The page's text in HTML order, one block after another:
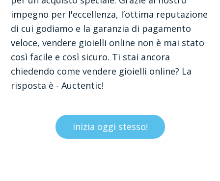
impegno per l'eccellenza, l’ottima reputazione
di cui godiamo e la garanzia di pagamento
veloce, vendere gioielli online non è mai stato
così facile e così sicuro. Ti stai ancora
chiedendo come vendere gioielli online? La
risposta è - Auctentic!
Inizia oggi stesso!